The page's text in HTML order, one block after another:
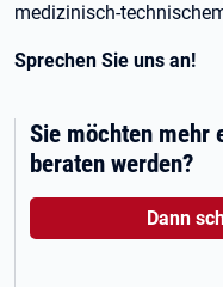
medizinisch-
Sprechen Sie uns an!
Sie möchten mehr
beraten werden?
Dann